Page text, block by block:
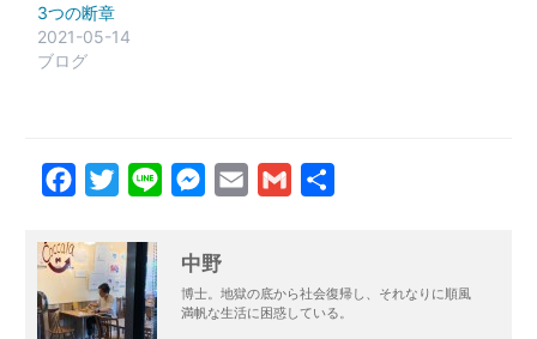
3つの断章
2021-05-14
ブログ
FacebookTwitterLine Messenger
Email Gmail
中野
博士。地獄の底から社会復帰し、それなりに順風
満帆な生活に困惑している。